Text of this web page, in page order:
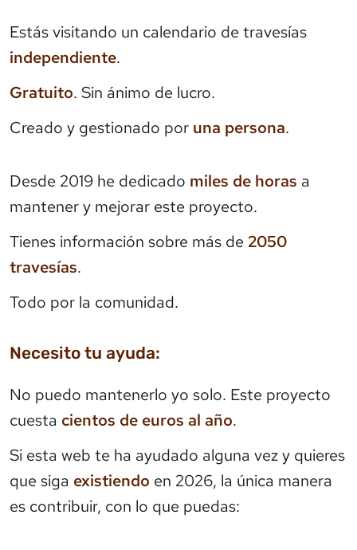
Estás visitando un calendario de travesías
independiente.
Gratuito. Sin ánimo de lucro.
Creado y gestionado por una persona.
Desde 2019 he dedicado miles de horas a
mantener y mejorar este proyecto.
Tienes información sobre más de 2050
travesías.
Todo por la comunidad.
Necesito tu ayuda:
No puedo mantenerlo yo solo. Este proyecto
cuesta cientos de euros al año.
Si esta web te ha ayudado alguna vez y quieres
que siga existiendo en 2026, la única manera
es contribuir, con lo que puedas: